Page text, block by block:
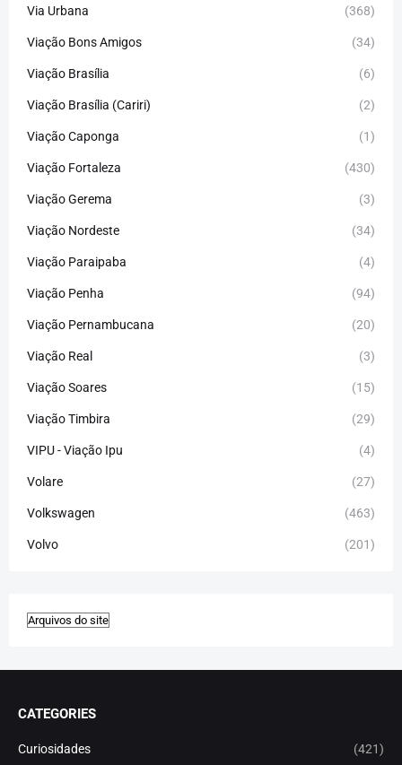
Via Urbana (368)
Viação Bons Amigos (34)
Viação Brasília (6)
Viação Brasília (Cariri) (2)
Viação Caponga (1)
Viação Fortaleza (430)
Viação Gerema (3)
Viação Nordeste (34)
Viação Paraipaba (4)
Viação Penha (94)
Viação Pernambucana (20)
Viação Real (3)
Viação Soares (15)
Viação Timbira (29)
VIPU - Viação Ipu (4)
Volare (27)
Volkswagen (463)
Volvo (201)
CATEGORIES
Curiosidades (421)